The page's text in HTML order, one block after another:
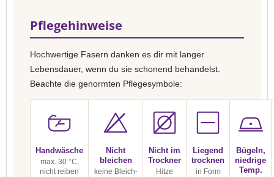
Pflegehinweise
Hochwertige Fasern danken es dir mit langer
Lebensdauer, wenn du sie schonend behandelst.
Beachte die genormten Pflegesymbole:
Handwäsche
max. 30 °C,
nicht reiben
Nicht
bleichen
keine Bleich-
Nicht im
Trockner
Hitze
Liegend
trocknen
in Form
Bügeln,
niedrige
Temp.